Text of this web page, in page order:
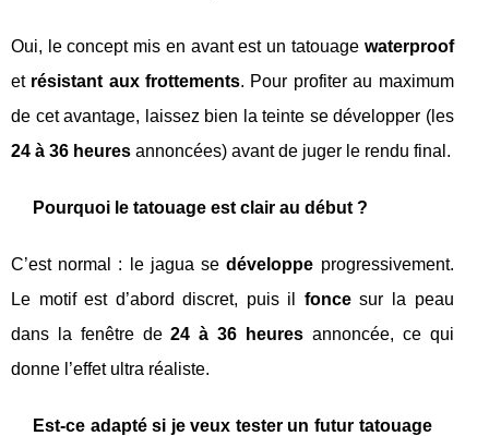
Oui, le concept mis en avant est un tatouage waterproof
et résistant aux frottements. Pour profiter au maximum
de cet avantage, laissez bien la teinte se développer (les
24 à 36 heures annoncées) avant de juger le rendu final.
Pourquoi le tatouage est clair au début ?
C’est normal : le jagua sedéveloppe progressivement.
Le motif est d’abord discret, puis il foncesur la peau
dans la fenêtre de24 à 36 heures annoncée, ce qui
donne l’effet ultra réaliste.
Est-ce adapté si je veux tester un futur tatouage